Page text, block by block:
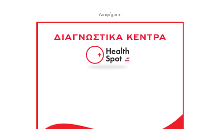
- Διαφήμιση -